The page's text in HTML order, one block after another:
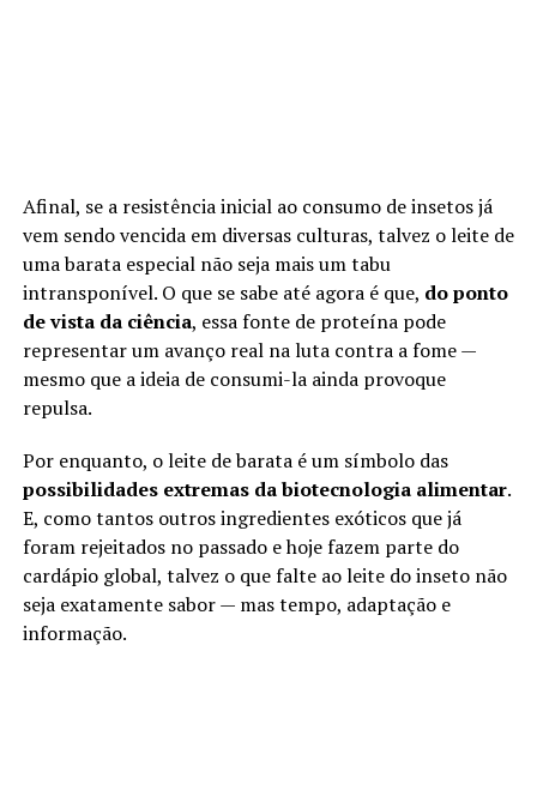
Afinal, se a resistência inicial ao consumo de insetos já
vem sendo vencida em diversas culturas, talvez o leite de
uma barata especial não seja mais um tabu
intransponível. O que se sabe até agora é que, do ponto
de vista da ciência, essa fonte de proteína pode
representar um avanço real na luta contra a fome —
mesmo que a ideia de consumi-la ainda provoque
repulsa.
Por enquanto, o leite de barata é um símbolo das
possibilidades extremas da biotecnologia alimentar.
E, como tantos outros ingredientes exóticos que já
foram rejeitados no passado e hoje fazem parte do
cardápio global, talvez o que falte ao leite do inseto não
seja exatamente sabor — mas tempo, adaptação e
informação.